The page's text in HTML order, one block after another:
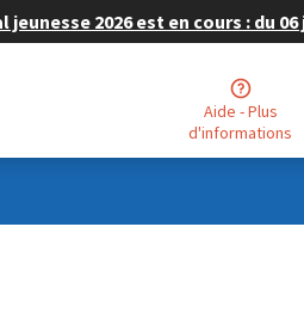
2026 est en cours : du 06
Aide - Plus
d'informations